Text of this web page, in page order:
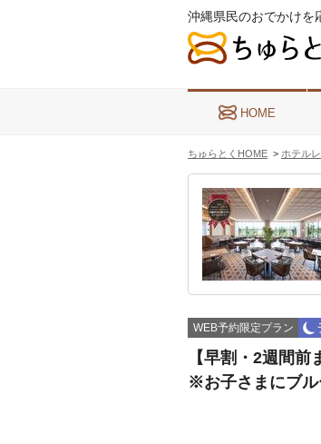
沖縄県民のおでかけを
HOME
ちゅらとくHOME > ホテル
WEB予約限定プラン
【早割・2週間
※お子さまにブル